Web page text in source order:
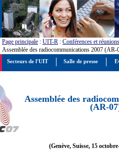
Page principale : UIT-R : Conférences et réunions
Assemblée des radiocommunications 2007 (AR-
Assemblée des
(AR-
(Genève, Suisse, 15
Secteurs de l'UIT Salle de presse